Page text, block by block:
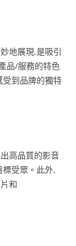
地展現,是吸引
品/服務的特色
到品牌的獨特
高品質的影音
受眾。此外,
和